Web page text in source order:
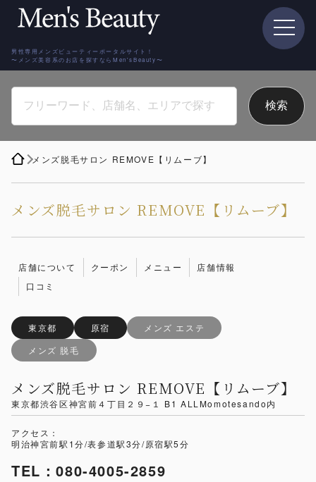
男性専用メンズビューティーポータルサイト！
〜メンズ美容系のお店を探すならMen'sBeauty〜
メンズ脱毛サロン REMOVE【リムーブ】
メンズ脱毛サロン REMOVE【リムーブ】
店舗について クーポン メニュー
店舗情報
口コミ
東京都 原宿
メンズ エステ
メンズ 脱毛
メンズ脱毛サロン REMOVE【リムーブ】
東京都渋谷区神宮前４丁目２９−１ B1 ALLMomotesando内
アクセス：
明治神宮前駅1分/表参道駅3分/原宿駅5分
TEL：080-4005-2859